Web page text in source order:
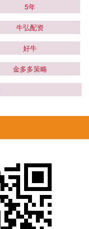
5年
牛弘配资
好牛
金多多策略